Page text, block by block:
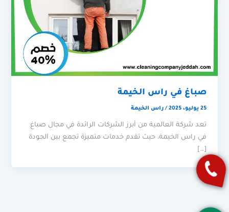
صباغ في راس الخيمة
25 يوليو، 2025 /راس الخيمة
تعد شركة العالمية من أبرز الشركات الرائدة في مجال صباغ
في راس الخيمة، حيث تقدم خدمات متميزة تجمع بين الجودة
[…]